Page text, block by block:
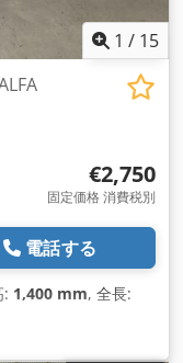
1 / 15
€2,750
固定価格 消費税別
電話する
: 1,400 mm, 全長: